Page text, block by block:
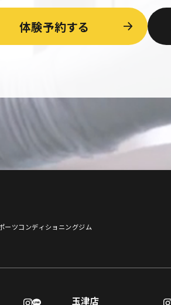
体験予約する
ーツコンディショニングジム
玉津店